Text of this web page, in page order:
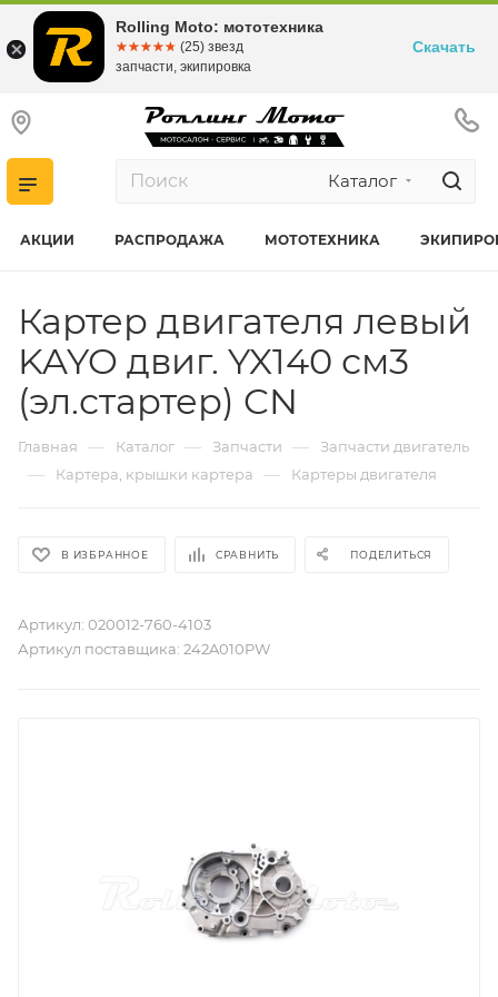
Каталог
АКЦИИ РАСПРОДАЖА МОТОТЕХНИКА
Картер двигателя левый
KAYO двиг. YX140 см3
(эл.стартер) CN
Главная — Каталог — Запчасти — Запчасти двигатель
— Картера, крышки картера — Картеры двигателя
В ИЗБРАННОЕ СРАВНИТЬ ПОДЕЛИТЬСЯ
Артикул: 020012-760-4103
Артикул поставщика: 242A010PW
Rolling Moto: мототехника
☆☆☆☆☆
★★★★★ (25) звезд
запчасти, экипировка
Скачать